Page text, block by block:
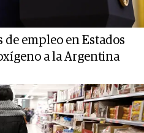
de empleo en Estados
a la Argentina